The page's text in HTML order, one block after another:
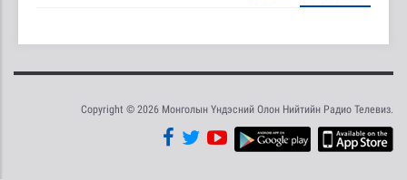
Copyright © 2026 Монголын Үндэсний Олон Нийтийн Радио Телевиз.